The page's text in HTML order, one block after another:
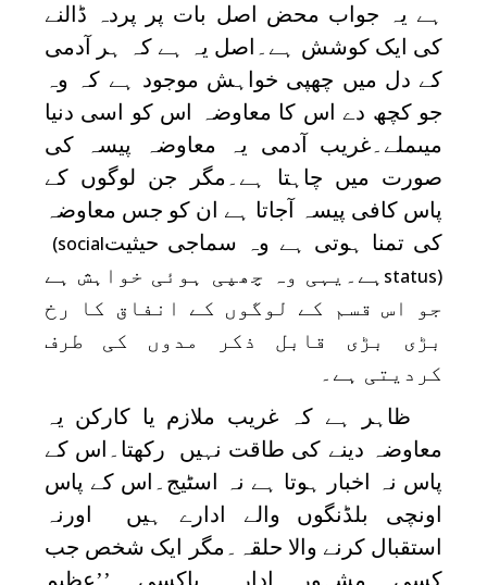
ہے یہ جواب محض اصل بات پر پردہ ڈالنے
کی ایک کوشش ہے۔اصل یہ ہے کہ ہر آدمی
کے دل میں چھپی خواہش موجود ہے کہ وہ
جو کچھ دے اس کا معاوضہ اس کو اسی دنیا
میںملے۔غریب آدمی یہ معاوضہ پیسہ کی
صورت میں چاہتا ہے۔مگر جن لوگوں کے
پاس کافی پیسہ آجاتا ہے ان کو جس معاوضہ
کی تمنا ہوتی ہے وہ سماجی حیثیت(social
status) ہے۔یہی وہ چھپی ہوئی خواہش ہے
جو اس قسم کے لوگوں کے انفاق کا رخ
بڑی بڑی قابل ذکر مدوں کی طرف
کردیتی ہے۔
ظاہر ہے کہ غریب ملازم یا کارکن یہ
معاوضہ دینے کی طاقت نہیں رکھتا۔اس کے
پاس نہ اخبار ہوتا ہے نہ اسٹیج۔اس کے پاس
اونچی بلڈنگوں والے ادارے ہیں اورنہ
استقبال کرنے والا حلقہ۔مگر ایک شخص جب
کسی مشہور ادارہ یاکسی ’’عظیم